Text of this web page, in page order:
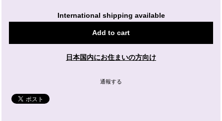
International shipping available
Add to cart
日本国内にお住まいの方向け
通報する